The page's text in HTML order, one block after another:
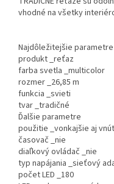
vhodné na všetky
Najdôležitejšie parametre
produkt _reťaz
farba svetla _multicolor
rozmer _26,85 m
funkcia _svieti
tvar _tradičné
Ďalšie parametre
použitie _vonkajšie aj
časovač _nie
diaľkový ovládač _nie
typ napájania _sieťový
počet LED _180